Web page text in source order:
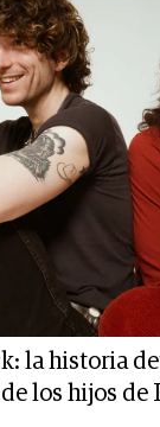
la historia
los hijos de